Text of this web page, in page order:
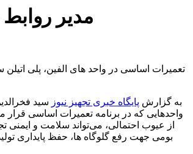
مدیر
تعمیرات اساسی در واحد های الفین، پلی
به گزارش پایگاه خبری تجهیز نیوز سید
واحدهایی که در برنامه تعمیرات اساسی
از عیوب احتمالی، می‌تواند سلامت و ایمنی
بومی جهت رفع گلوگاه ‌ها، حفظ پایداری